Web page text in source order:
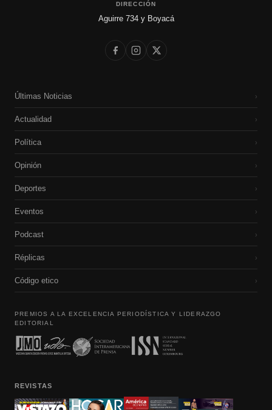
DIRECCIÓN
Aguirre 734 y Boyacá
Últimas Noticias ›
Actualidad ›
Política ›
Opinión ›
Deportes ›
Eventos ›
Podcast ›
Réplicas ›
Código etico ›
PREMIOS A LA EXCELENCIA PERIODÍSTICA Y LIDERAZGO
EDITORIAL
REVISTAS